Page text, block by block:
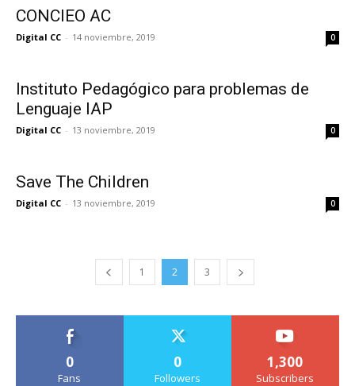
CONCIEO AC
Digital CC - 14 noviembre, 2019 0
Instituto Pedagógico para problemas de
Lenguaje IAP
Digital CC - 13 noviembre, 2019 0
Save The Children
Digital CC - 13 noviembre, 2019 0
1 2 3
0
Fans
0
Followers
1,300
Subscribers